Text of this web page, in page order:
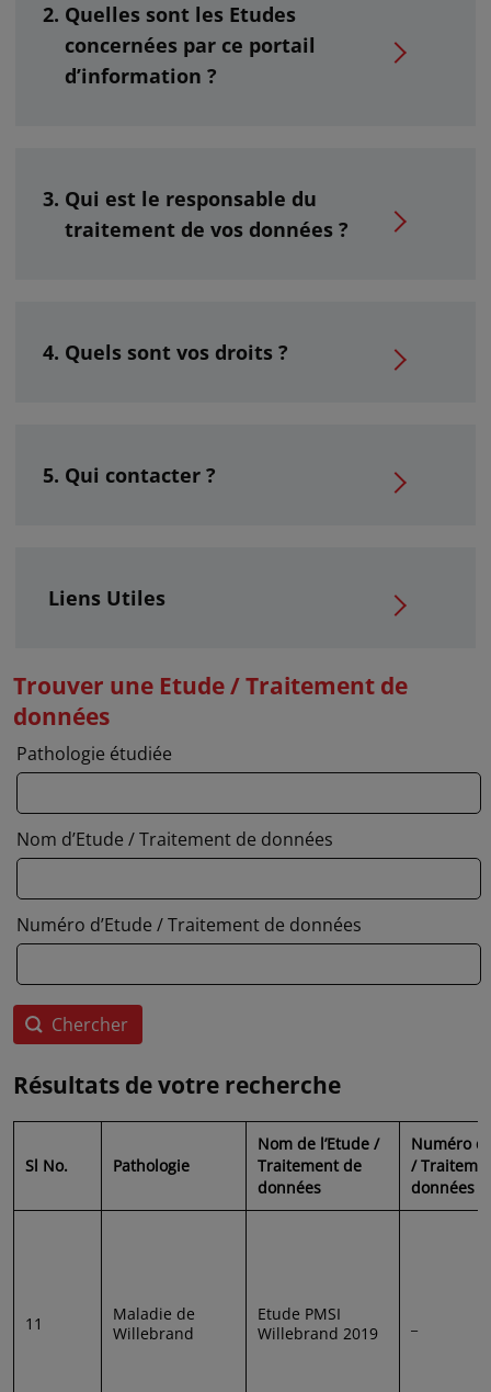
Quelles sont les Etudes
concernées par ce portail
d’information ?
Qui est le responsable du
traitement de vos données ?
Quels sont vos droits ?
Qui contacter ?
Liens Utiles
Trouver une Etude / Traitement de
données
Pathologie étudiée
Nom d’Etude / Traitement de données
Numéro d’Etude / Traitement de données
Résultats de votre recherche
Sl No. Pathologie
Nom de l’Etude /
Traitement de
données
Numéro
/
données
11
Maladie de
Willebrand
Etude PMSI
Willebrand 2019